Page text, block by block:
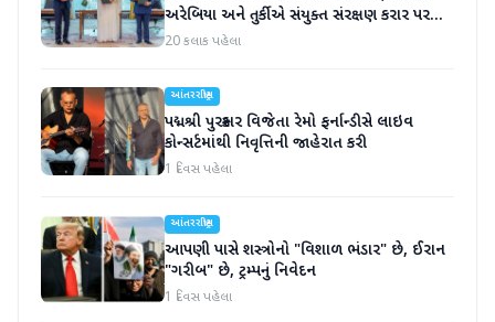
અરેબિયા અને તુર્કીએ સંયુક્ત સંરક્ષણ કરાર પર
હસ્તાક્ષર
20 કલાક પહેલા
આંતરરાષ્ટ્રીય
પદ્મશ્રી પુરસ્કાર વિજેતા રેમો ફર્નાન્ડીસે લાઇવ
કોન્સર્ટમાંથી નિવૃત્તિની જાહેરાત કરી
1 દિવસ પહેલા
આંતરરાષ્ટ્રીય
આપણી પાસે શસ્ત્રોનો "વિશાળ ભંડાર" છે, ઈરાન
"ગરીબ" છે, ટ્રમ્પનું નિવેદન
1 દિવસ પહેલા